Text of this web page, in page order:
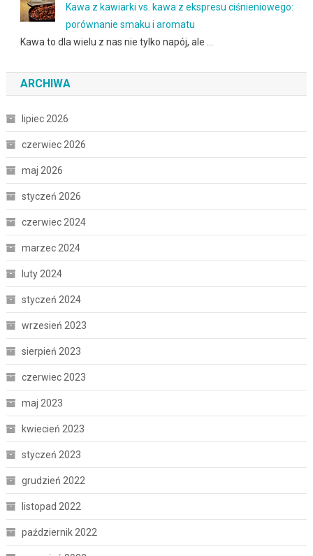
Kawa z kawiarki vs. kawa z ekspresu ciśnieniowego:
porównanie smaku i aromatu
Kawa to dla wielu z nas nie tylko napój, ale …
ARCHIWA
lipiec 2026
czerwiec 2026
maj 2026
styczeń 2026
czerwiec 2024
marzec 2024
luty 2024
styczeń 2024
wrzesień 2023
sierpień 2023
czerwiec 2023
maj 2023
kwiecień 2023
styczeń 2023
grudzień 2022
listopad 2022
październik 2022